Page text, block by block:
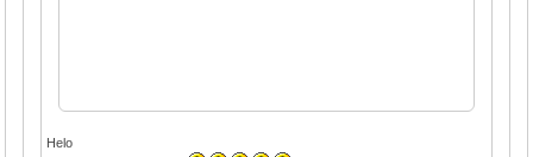
Helo